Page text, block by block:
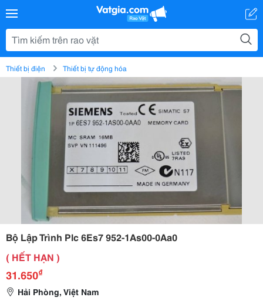
Thiết bị điện Thiết bị tự động hóa
Bộ Lập Trình Plc 6Es7 952-1As00-0Aa0
( HẾT HẠN )
31.650₫
Hải Phòng, Việt Nam